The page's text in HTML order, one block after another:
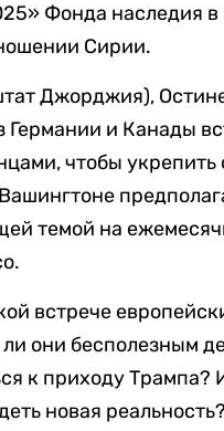
Фонда наследия в
Сирии.
Джорджия),
Германии и Канады
чтобы
темой на
встрече
они бесполезным
к приходу
новая